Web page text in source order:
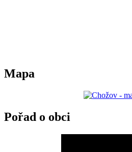
Mapa
Pořad o obci